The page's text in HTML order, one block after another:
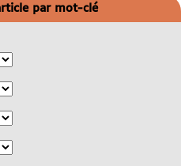
par mot-clé